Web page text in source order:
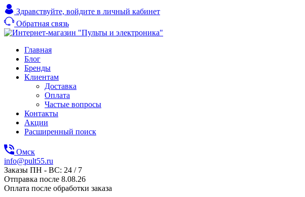
Здравствуйте, войдите в личный кабинет
Обратная связь
Главная
Блог
Бренды
Клиентам
Доставка
Оплата
Частые вопросы
Контакты
Акции
Расширенный поиск
Омск
info@pult55.ru
Заказы ПН - ВС: 24 / 7
Отправка после 8.08.26
Оплата после обработки заказа